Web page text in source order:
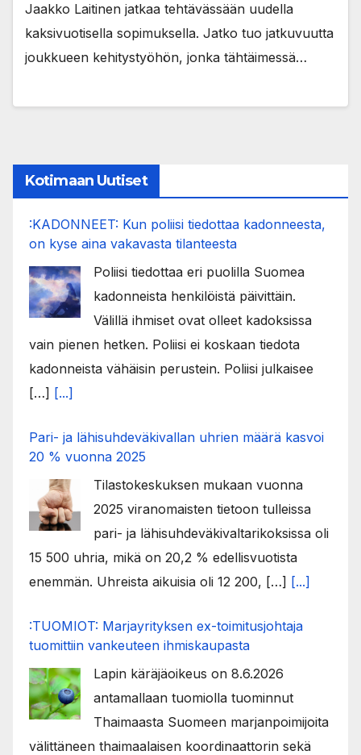
Jaakko Laitinen jatkaa tehtävässään uudella
kaksivuotisella sopimuksella. Jatko tuo jatkuvuutta
joukkueen kehitystyöhön, jonka tähtäimessä…
Kotimaan Uutiset
:KADONNEET: Kun poliisi tiedottaa kadonneesta,
on kyse aina vakavasta tilanteesta
Poliisi tiedottaa eri puolilla Suomea
kadonneista henkilöistä päivittäin.
Välillä ihmiset ovat olleet kadoksissa
vain pienen hetken. Poliisi ei koskaan tiedota
kadonneista vähäisin perustein. Poliisi julkaisee
[…] [...]
Pari- ja lähisuhdeväkivallan uhrien määrä kasvoi
20 % vuonna 2025
Tilastokeskuksen mukaan vuonna
2025 viranomaisten tietoon tulleissa
pari- ja lähisuhdeväkivaltarikoksissa oli
15 500 uhria, mikä on 20,2 % edellisvuotista
enemmän. Uhreista aikuisia oli 12 200, […] [...]
:TUOMIOT: Marjayrityksen ex-toimitusjohtaja
tuomittiin vankeuteen ihmiskaupasta
Lapin käräjäoikeus on 8.6.2026
antamallaan tuomiolla tuominnut
Thaimaasta Suomeen marjanpoimijoita
välittäneen thaimaalaisen koordinaattorin sekä